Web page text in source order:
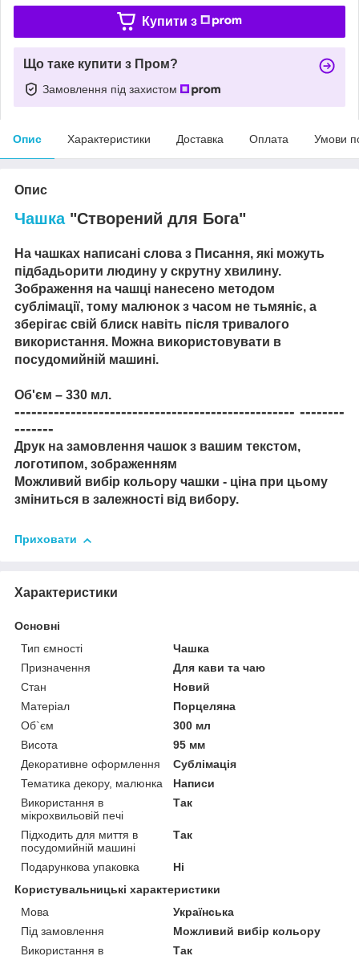
Купити з
Що таке купити з Пром?
Замовлення під захистом
Опис Характеристики Доставка Оплата Умови
Опис
Чашка"Створений для Бога"
На чашках написані слова з Писання, які можуть
підбадьорити людину у скрутну хвилину.
Зображення на чашці нанесено методом
сублімації, тому малюнок з часом не тьмяніє, а
зберігає свій блиск навіть після тривалого
використання. Можна використовувати в
посудомийній машині.
Об'єм – 330 мл.
-------------------------------------------------- --------
-------
Друк на замовлення чашок з вашим текстом,
логотипом, зображенням
Можливий вибір кольору чашки - ціна при цьому
зміниться в залежності від вибору.
Приховати
Характеристики
Основні
Тип ємності
Чашка
Призначення
Для кави та чаю
Стан
Новий
Матеріал
Порцеляна
Об`єм
300 мл
Висота
95 мм
Декоративне оформлення
Сублімація
Тематика декору, малюнка
Написи
Використання в
мікрохвильовій печі
Так
Підходить для миття в
посудомийній машині
Так
Подарункова упаковка
Ні
Користувальницькі характеристики
Мова
Українська
Під замовлення
Можливий вибір кольору
Використання в
Так